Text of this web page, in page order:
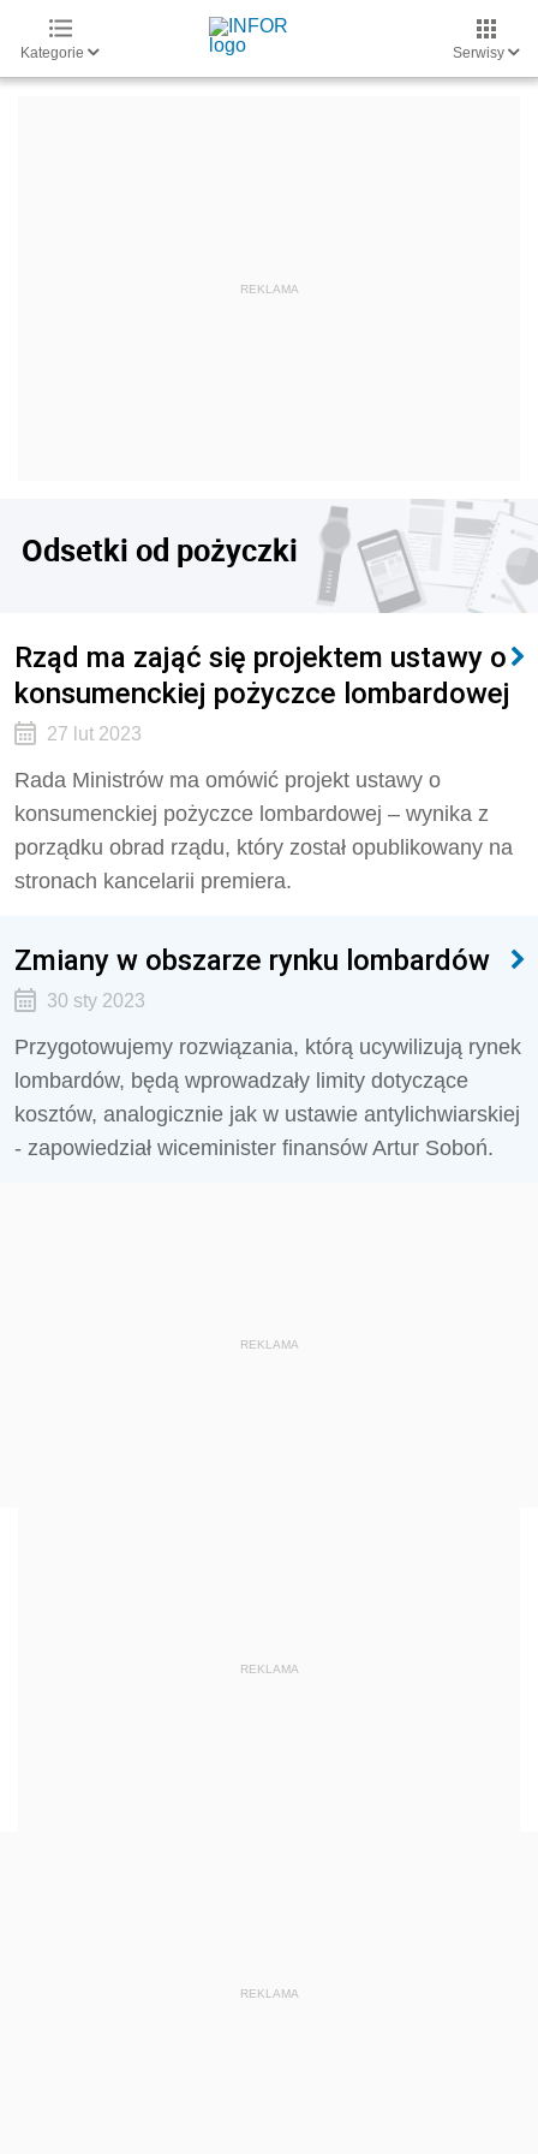
Kategorie Serwisy
Odsetki od pożyczki
Rząd ma zająć się projektem ustawy o
konsumenckiej pożyczce lombardowej
27 lut 2023
Rada Ministrów ma omówić projekt ustawy o
konsumenckiej pożyczce lombardowej – wynika z
porządku obrad rządu, który został opublikowany na
stronach kancelarii premiera.
Zmiany w obszarze rynku lombardów
30 sty 2023
Przygotowujemy rozwiązania, którą ucywilizują rynek
lombardów, będą wprowadzały limity dotyczące
kosztów, analogicznie jak w ustawie antylichwiarskiej
- zapowiedział wiceminister finansów Artur Soboń.
REKLAMA
REKLAMA
REKLAMA